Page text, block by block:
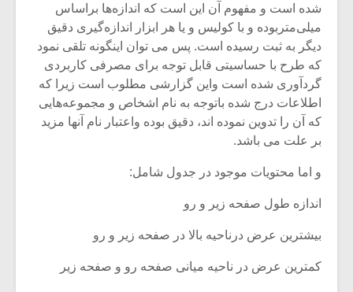
شده است و مفهوم آن این است که اندازه‌ها براساس
میلی‌متربوده و با کولیس و یا هر ابزار اندازه‌گیری دقیق
دیگر به ثبت رسیده است. پس می توان اینگونه تلقی نمود
که طرح با حساسیتی قابل توجه برای مصرفی کاربردی
گردآوری شده است واین گزارشی مطلوب است زیرا که
اطلاعات درج شده باتوجه به نام اشخاص و مجموعه‌هایی
که آن را تدوین نموده اند، دقیق بوده واعتبار نام آنها مزید
بر علت می باشد.
و اما محتویات موجود در جدول شامل:
اندازه طول صفحه زیر و رو
بیشترین عرض درناحیه بالا در صفحه زیر و رو
کمترین عرض در ناحیه میانی صفحه رو و صفحه زیر